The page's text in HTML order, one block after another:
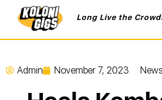
Long Live the
Admin November 7, 2023 News